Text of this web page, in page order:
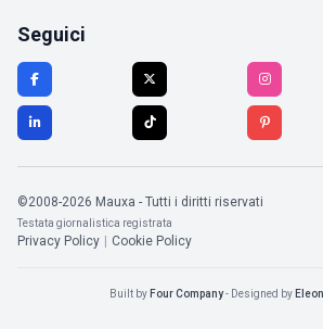
Seguici
©2008-2026 Mauxa - Tutti i diritti riservati
Testata giornalistica registrata
Privacy Policy Cookie Policy
Built by Four Company- Designed by